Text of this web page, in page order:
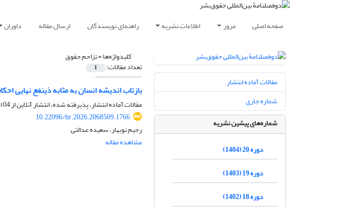
صفحه اصلی مرور اطلاعات نشریه راهنمای نویسندگان ارسال مقاله داوران
کلیدواژه‌ها =تزاحم حقوق
تعداد مقالات: 1
بازتاب اندیشه انسان به مثابه ذینفع نهایی
مقالات آماده انتشار، پذیرفته شده، انتشار آنلاین از04 اسفند 1404
10.22096/hr.2026.2068509.1766
رحیم نوبهار، سعیده عدالتی
مشاهده مقاله
مقالات آماده انتشار
شماره جاری
شماره‌های پیشین نشریه
دوره 20 (1404)
دوره 19 (1403)
دوره 18 (1402)